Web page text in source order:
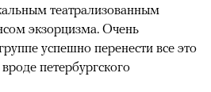
театрализованным
экзорцизма. Очень
успешно перенести все это
петербургского